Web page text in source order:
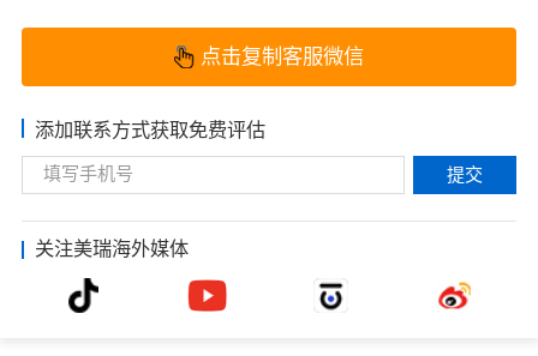
点击复制客服微信
添加联系方式获取免费评估
提交
关注美瑞海外媒体